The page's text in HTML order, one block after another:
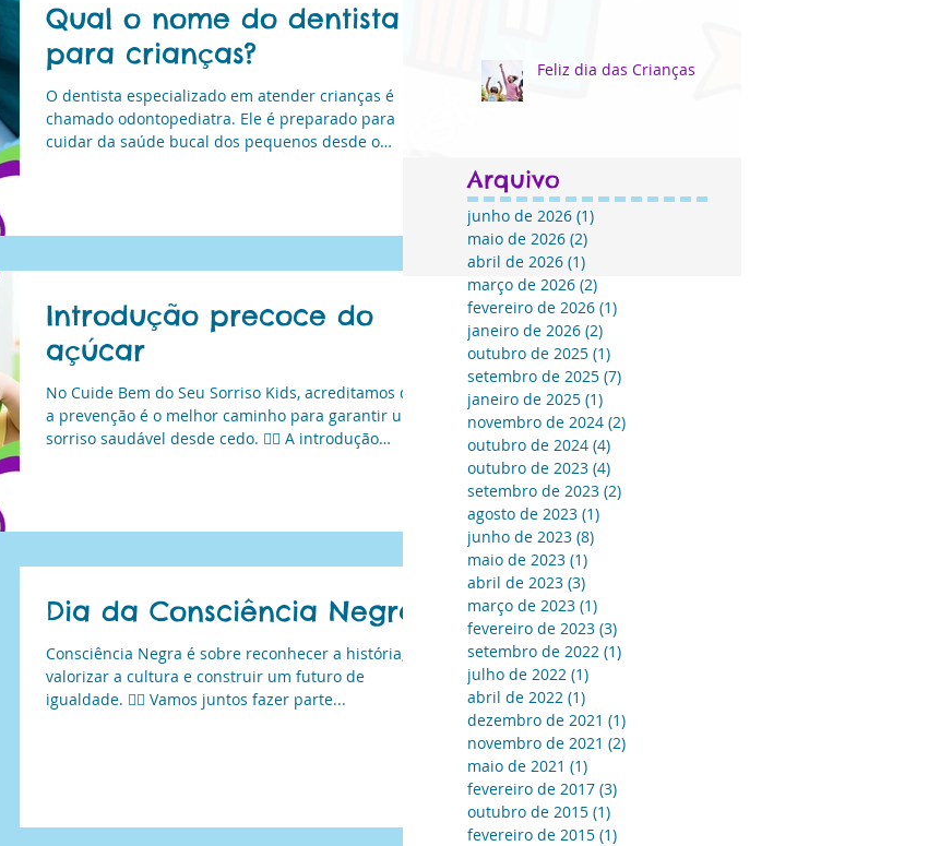
Feliz dia das Crianças
Arquivo
junho de 2026 (1)
maio de 2026 (2)
abril de 2026 (1)
março de 2026 (2)
fevereiro de 2026 (1)
janeiro de 2026 (2)
outubro de 2025 (1)
setembro de 2025 (7)
janeiro de 2025 (1)
novembro de 2024 (2)
outubro de 2024 (4)
outubro de 2023 (4)
setembro de 2023 (2)
agosto de 2023 (1)
junho de 2023 (8)
maio de 2023 (1)
abril de 2023 (3)
março de 2023 (1)
fevereiro de 2023 (3)
setembro de 2022 (1)
julho de 2022 (1)
abril de 2022 (1)
dezembro de 2021 (1)
novembro de 2021 (2)
maio de 2021 (1)
fevereiro de 2017 (3)
outubro de 2015 (1)
fevereiro de 2015 (1)
Qual o nome do dentista
para crianças?
O dentista especializado em atender crianças é
chamado odontopediatra. Ele é preparado para
cuidar da saúde bucal dos pequenos desde o
Introdução precoce do
açúcar
No Cuide Bem do Seu Sorriso Kids, acreditamos que
a prevenção é o melhor caminho para garantir um
sorriso saudável desde cedo. 👩‍⚕️ A introdução
odontopediátrica é essencial para orientar as
Dia da Consciência Negra
Consciência Negra é sobre reconhecer a história,
valorizar a cultura e construir um futuro de
igualdade. ✊🏾 Vamos juntos fazer parte...